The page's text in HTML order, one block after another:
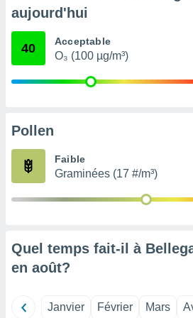
ou
de la
non
des
le
en
aujourd'hui
40 Acceptable
O₃ (100 µg/m³)
Pollen
Faible
Graminées (17 #/m³)
Quel temps fait-il à
en août?
Janvier Février Mars